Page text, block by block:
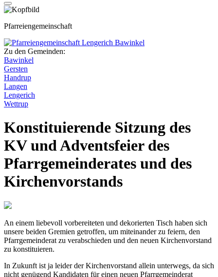
Pfarreiengemeinschaft
Zu den Gemeinden:
Bawinkel
Gersten
Handrup
Langen
Lengerich
Wettrup
Konstituierende Sitzung des
KV und Adventsfeier des
Pfarrgemeinderates und des
Kirchenvorstands
An einem liebevoll vorbereiteten und dekorierten Tisch haben sich
unsere beiden Gremien getroffen, um miteinander zu feiern, den
Pfarrgemeinderat zu verabschieden und den neuen Kirchenvorstand
zu konstituieren.
In Zukunft ist ja leider der Kirchenvorstand allein unterwegs, da sich
nicht genügend Kandidaten für einen neuen Pfarrgemeinderat